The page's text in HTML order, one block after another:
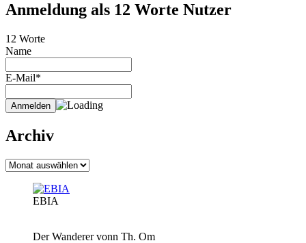
Anmeldung als 12 Worte Nutzer
12 Worte
Name
E-Mail*
Archiv
Archiv
EBIA
Der Wanderer vonn Th. Om